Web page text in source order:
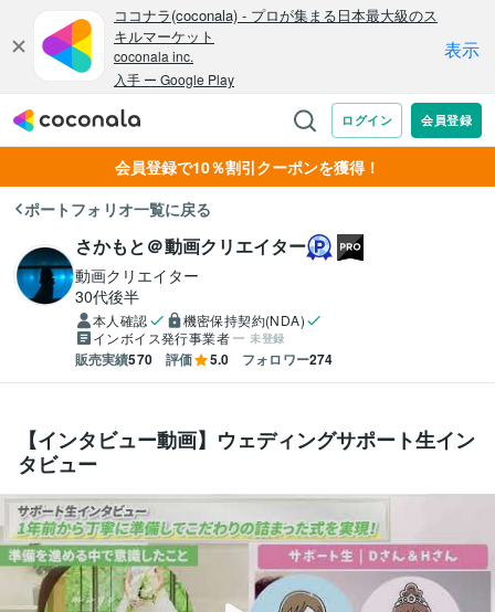
会員登録で10％割引クーポンを獲得！
ポートフォリオ一覧に戻る
さかもと＠動画クリエイター
動画クリエイター
30代後半
本人確認
機密保持契約(NDA)
インボイス発行事業者
未登録
販売実績570 評価 5.0 フォロワー274
【インタビュー動画】ウェディングサポート生イン
タビュー